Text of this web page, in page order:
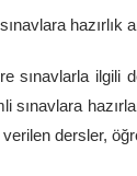
hazırlık
sınavlarla ilgili
sınavlara
dersler,